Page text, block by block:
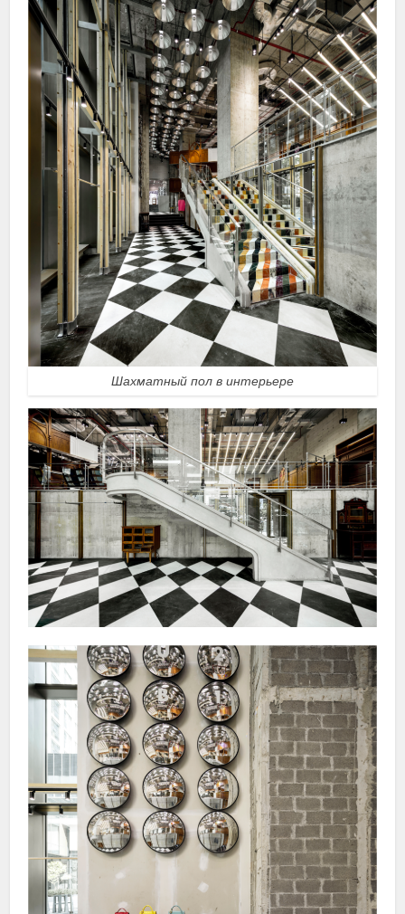
Шахматный пол в интерьере